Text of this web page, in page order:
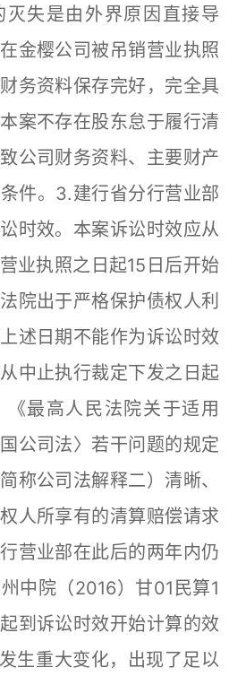
灭失是由外界原因直接导
金樱公司被吊销营业执照
务资料保存完好，完全具
案不存在股东怠于履行清
公司财务资料、主要财产
件。3.建行省分行营业部
时效。本案诉讼时效应从
业执照之日起15日后开始
院出于严格保护债权人利
述日期不能作为诉讼时效
中止执行裁定下发之日起
最高人民法院关于适用
公司法〉若干问题的规定
称公司法解释二）清晰、
人所享有的清算赔偿请求
营业部在此后的两年内仍
中院（2016）甘01民算1
到诉讼时效开始计算的效
生重大变化，出现了足以